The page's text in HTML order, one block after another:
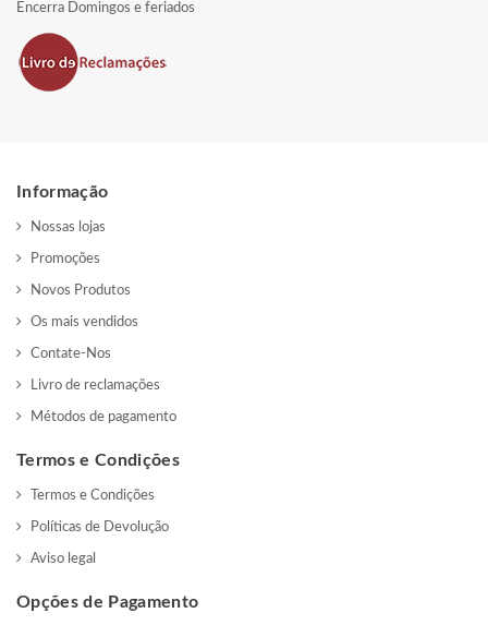
Encerra Domingos e feriados
Informação
Nossas lojas
Promoções
Novos Produtos
Os mais vendidos
Contate-Nos
Livro de reclamações
Métodos de pagamento
Termos e Condições
Termos e Condições
Políticas de Devolução
Aviso legal
Opções de Pagamento